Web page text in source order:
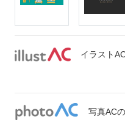
イラスト
写真AC